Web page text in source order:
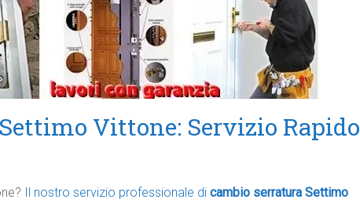
Vittone: Servizio Rapido
Il nostro servizio professionale di cambio serratura Settimo